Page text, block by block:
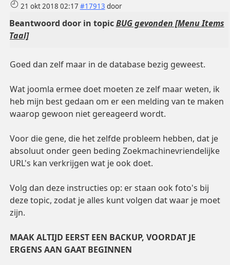
21 okt 2018 02:17 #17913 door
Beantwoord door in topicBUG gevonden [Menu Items
Taal]
Goed dan zelf maar in de database bezig geweest.
Wat joomla ermee doet moeten ze zelf maar weten, ik
heb mijn best gedaan om er een melding van te maken
waarop gewoon niet gereageerd wordt.
Voor die gene, die het zelfde probleem hebben, dat je
absoluut onder geen beding Zoekmachinevriendelijke
URL's kan verkrijgen wat je ook doet.
Volg dan deze instructies op: er staan ook foto's bij
deze topic, zodat je alles kunt volgen dat waar je moet
zijn.
MAAK ALTIJD EERST EEN BACKUP, VOORDAT JE
ERGENS AAN GAAT BEGINNEN